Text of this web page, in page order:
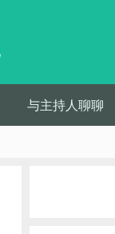
与主持人聊聊